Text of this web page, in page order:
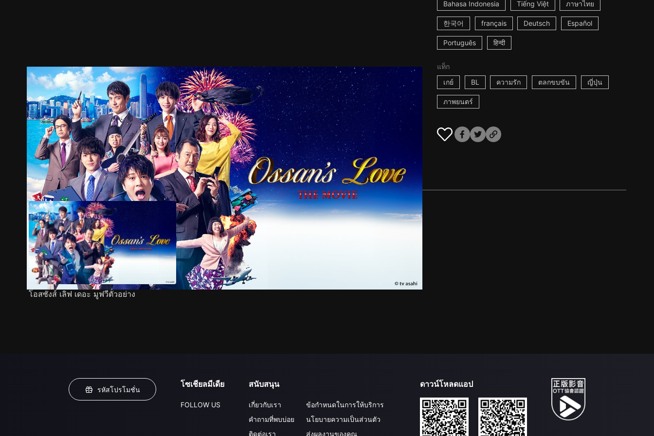
Bahasa Indonesia Tiếng Việt ภาษาไทย
한국어 français Deutsch Español
Português हिन्दी
แท็ก
เกย์
BL ความรัก ตลกขบขัน ญี่ปุ่น
ภาพยนตร์
ตัวอย่าง ภาพนิ่ง เนื้อหาที่แนะนำ รายละเอียด
โอสซังส์ เลิฟ เดอะ มูฟวีตัวอย่าง
รหัสโปรโมชั่น
โซเชียลมีเดีย
FOLLOW US
สนับสนุน
เกี่ยวกับเรา
คำถามที่พบบ่อย
ติดต่อเรา
ข้อกำหนดในการให้บริการ
นโยบายความเป็นส่วนตัว
ส่งผลงานของคุณ
ดาวน์โหลดแอป